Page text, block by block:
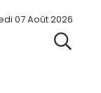
07 Août 2026